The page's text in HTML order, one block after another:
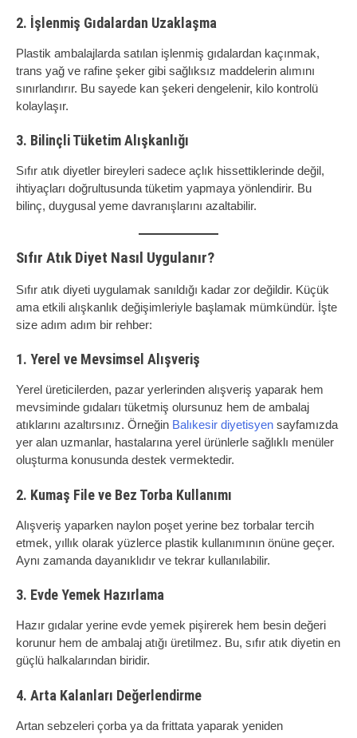
2. İşlenmiş Gıdalardan Uzaklaşma
Plastik ambalajlarda satılan işlenmiş gıdalardan kaçınmak,
trans yağ ve rafine şeker gibi sağlıksız maddelerin alımını
sınırlandırır. Bu sayede kan şekeri dengelenir, kilo kontrolü
kolaylaşır.
3. Bilinçli Tüketim Alışkanlığı
Sıfır atık diyetler bireyleri sadece açlık hissettiklerinde değil,
ihtiyaçları doğrultusunda tüketim yapmaya yönlendirir. Bu
bilinç, duygusal yeme davranışlarını azaltabilir.
Sıfır Atık Diyet Nasıl Uygulanır?
Sıfır atık diyeti uygulamak sanıldığı kadar zor değildir. Küçük
ama etkili alışkanlık değişimleriyle başlamak mümkündür. İşte
size adım adım bir rehber:
1. Yerel ve Mevsimsel Alışveriş
Yerel üreticilerden, pazar yerlerinden alışveriş yaparak hem
mevsiminde gıdaları tüketmiş olursunuz hem de ambalaj
atıklarını azaltırsınız. Örneğin Balıkesir diyetisyen sayfamızda
yer alan uzmanlar, hastalarına yerel ürünlerle sağlıklı menüler
oluşturma konusunda destek vermektedir.
2. Kumaş File ve Bez Torba Kullanımı
Alışveriş yaparken naylon poşet yerine bez torbalar tercih
etmek, yıllık olarak yüzlerce plastik kullanımının önüne geçer.
Aynı zamanda dayanıklıdır ve tekrar kullanılabilir.
3. Evde Yemek Hazırlama
Hazır gıdalar yerine evde yemek pişirerek hem besin değeri
korunur hem de ambalaj atığı üretilmez. Bu, sıfır atık diyetin en
güçlü halkalarından biridir.
4. Arta Kalanları Değerlendirme
Artan sebzeleri çorba ya da frittata yaparak yeniden